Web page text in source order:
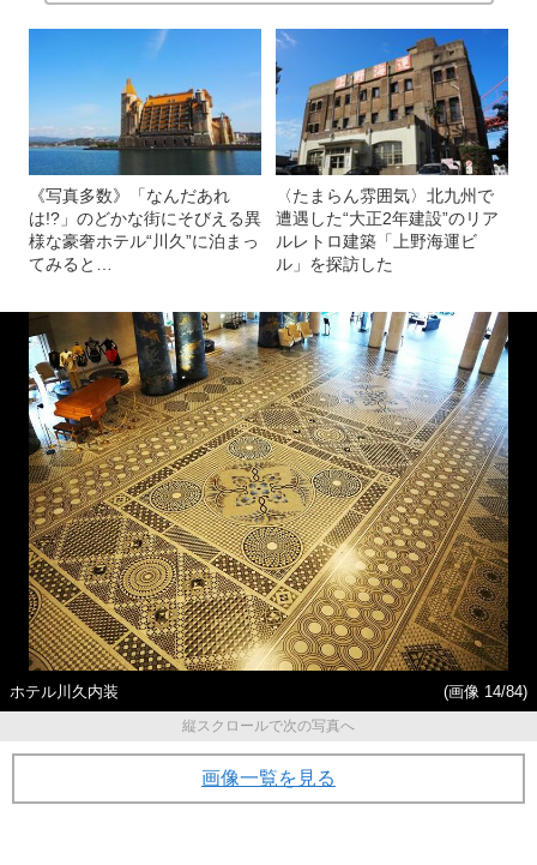
《写真多数》「なんだあれ
は!?」のどかな街にそびえる異
様な豪奢ホテル“川久”に泊まっ
てみると…
〈たまらん雰囲気〉北九州で
遭遇した“大正2年建設”のリア
ルレトロ建築「上野海運ビ
ル」を探訪した
ホテル川久内装
(画像 14/84)
縦スクロールで次の写真へ
画像一覧を見る